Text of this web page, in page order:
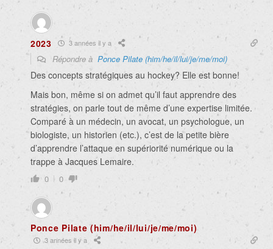
2023 3 années il y a
Répondre à Ponce Pilate (him/he/il/lui/je/me/moi)
Des concepts stratégiques au hockey? Elle est bonne!
Mais bon, même si on admet qu’il faut apprendre des
stratégies, on parle tout de même d’une expertise limitée.
Comparé à un médecin, un avocat, un psychologue, un
biologiste, un historien (etc.), c’est de la petite bière
d’apprendre l’attaque en supériorité numérique ou la
trappe à Jacques Lemaire.
0 0
Ponce Pilate (him/he/il/lui/je/me/moi)
3 années il y a